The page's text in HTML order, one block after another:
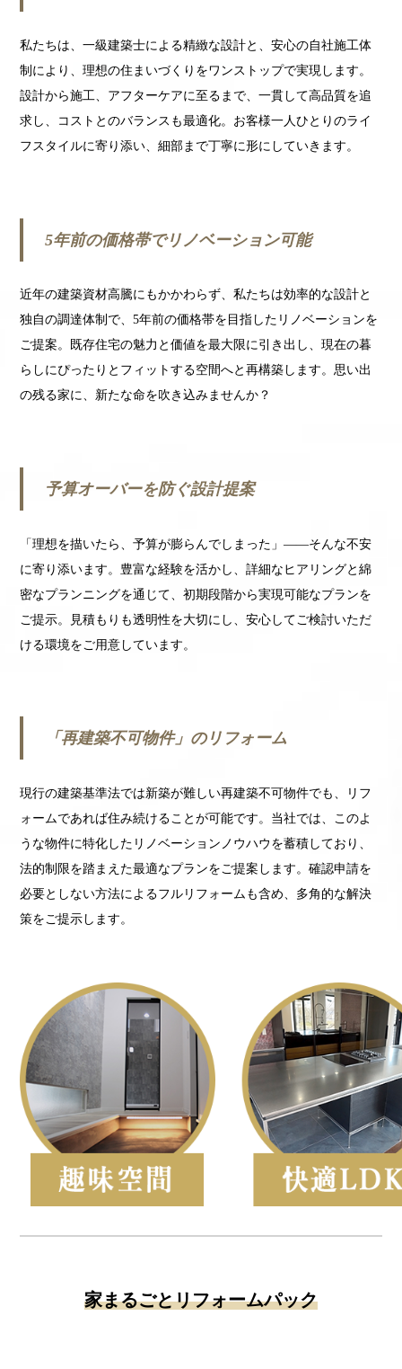
私たちは、一級建築士による精緻な設計と、安心の自社施工体
制により、理想の住まいづくりをワンストップで実現します。
設計から施工、アフターケアに至るまで、一貫して高品質を追
求し、コストとのバランスも最適化。お客様一人ひとりのライ
フスタイルに寄り添い、細部まで丁寧に形にしていきます。
5年前の価格帯でリノベーション可能
近年の建築資材高騰にもかかわらず、私たちは効率的な設計と
独自の調達体制で、5年前の価格帯を目指したリノベーションを
ご提案。既存住宅の魅力と価値を最大限に引き出し、現在の暮
らしにぴったりとフィットする空間へと再構築します。思い出
の残る家に、新たな命を吹き込みませんか？
予算オーバーを防ぐ設計提案
「理想を描いたら、予算が膨らんでしまった」――そんな不安
に寄り添います。豊富な経験を活かし、詳細なヒアリングと綿
密なプランニングを通じて、初期段階から実現可能なプランを
ご提示。見積もりも透明性を大切にし、安心してご検討いただ
ける環境をご用意しています。
「再建築不可物件」のリフォーム
現行の建築基準法では新築が難しい再建築不可物件でも、リフ
ォームであれば住み続けることが可能です。当社では、このよ
うな物件に特化したリノベーションノウハウを蓄積しており、
法的制限を踏まえた最適なプランをご提案します。確認申請を
必要としない方法によるフルリフォームも含め、多角的な解決
策をご提示します。
家まるごとリフォームパック